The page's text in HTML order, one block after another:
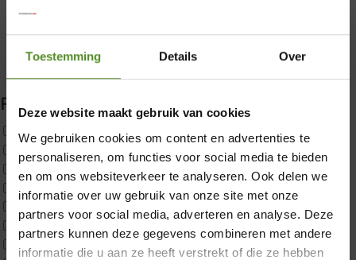
Toestemming Details Over
Deze website maakt gebruik van cookies
We gebruiken cookies om content en advertenties te
personaliseren, om functies voor social media te bieden
en om ons websiteverkeer te analyseren. Ook delen we
informatie over uw gebruik van onze site met onze
partners voor social media, adverteren en analyse. Deze
partners kunnen deze gegevens combineren met andere
informatie die u aan ze heeft verstrekt of die ze hebben
Filter producten
Uncategorized
2x p650 1pers
Custom
CustomBoxspring
ErkendMatras 1 Pers
ErkendMatras 2 Pers
ErkendMatras twijfelaar product
×